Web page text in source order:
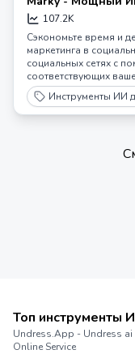
сетях107.2K
Сэкономьте время и
маркетинга в
социальных сетях с
соответствующих
результаты.
маркетинговую
Инструменты ИИ
Топ инструменты
Undress.App - Undress ai
Online Service